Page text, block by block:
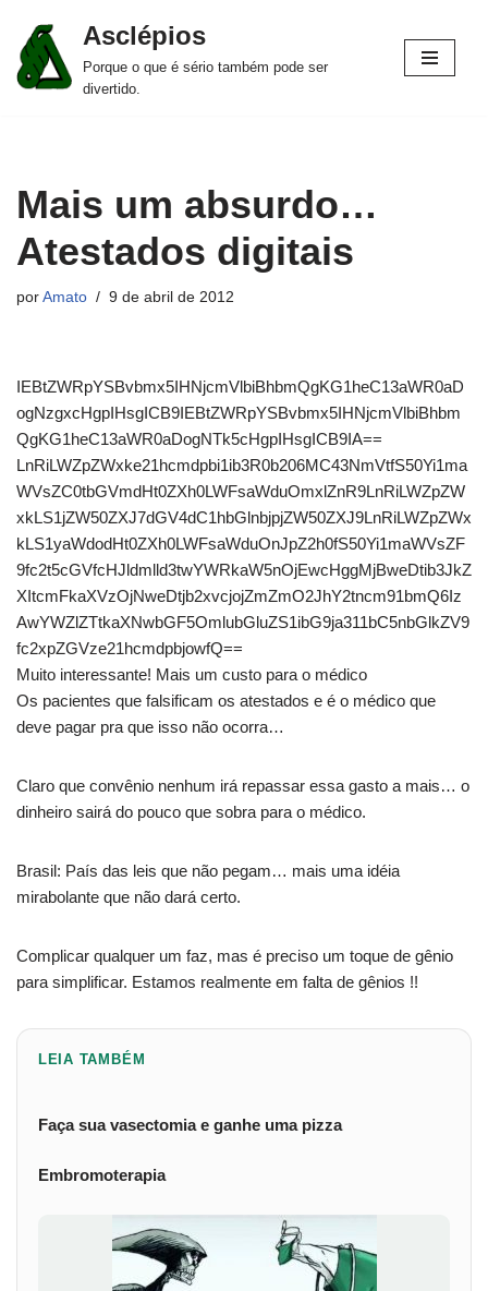
Pular
para
Asclépios
Porque o que é sério também pode ser
divertido.
Mais um absurdo…
Atestados digitais
por Amato 9 de abril de 2012
IEBtZWRpYSBvbmx5IHNjcmVlbiBhbmQgKG1heC13aWR0aD
ogNzgxcHgpIHsgICB9IEBtZWRpYSBvbmx5IHNjcmVlbiBhbm
QgKG1heC13aWR0aDogNTk5cHgpIHsgICB9IA==
LnRiLWZpZWxke21hcmdpbi1ib3R0b206MC43NmVtfS50Yi1ma
WVsZC0tbGVmdHt0ZXh0LWFsaWduOmxlZnR9LnRiLWZpZW
xkLS1jZW50ZXJ7dGV4dC1hbGlnbjpjZW50ZXJ9LnRiLWZpZWx
kLS1yaWdodHt0ZXh0LWFsaWduOnJpZ2h0fS50Yi1maWVsZF
9fc2t5cGVfcHJldmlld3twYWRkaW5nOjEwcHggMjBweDtib3JkZ
XItcmFkaXVzOjNweDtjb2xvcjojZmZmO2JhY2tncm91bmQ6Iz
AwYWZlZTtkaXNwbGF5OmlubGluZS1ibG9ja311bC5nbGlkZV9
fc2xpZGVze21hcmdpbjowfQ==
Muito interessante! Mais um custo para o médico
Os pacientes que falsificam os atestados e é o médico que
deve pagar pra que isso não ocorra…
Claro que convênio nenhum irá repassar essa gasto a mais… o
dinheiro sairá do pouco que sobra para o médico.
Brasil: País das leis que não pegam… mais uma idéia
mirabolante que não dará certo.
Complicar qualquer um faz, mas é preciso um toque de gênio
para simplificar. Estamos realmente em falta de gênios !!
LEIA TAMBÉM
Faça sua vasectomia e ganhe uma pizza
Embromoterapia